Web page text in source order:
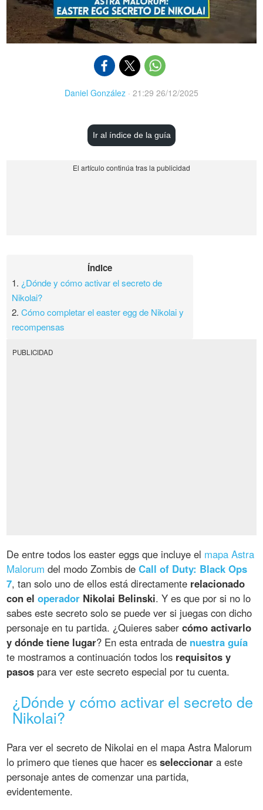
Daniel González · 21:29 26/12/2025
Ir al índice de la guía
Índice
1. ¿Dónde y cómo activar el secreto de
Nikolai?
2.Cómo completar el easter egg de Nikolai y
recompensas
PUBLICIDAD
De entre todos los easter eggs que incluye el mapa Astra
Malorum del modo Zombis deCall of Duty: Black Ops
7, tan solo uno de ellos está directamente relacionado
con eloperador Nikolai Belinski. Y es que por si no lo
sabes este secreto solo se puede ver si juegas con dicho
personaje en tu partida. ¿Quieres sabercómo activarlo
y dónde tiene lugar? En esta entrada de nuestra guía
te mostramos a continuación todos los requisitos y
pasos para ver este secreto especial por tu cuenta.
¿Dónde y cómo activar el secreto de
Nikolai?
Para ver el secreto de Nikolai en el mapa Astra Malorum
lo primero que tienes que hacer esseleccionar a este
personaje antes de comenzar una partida,
evidentemente.